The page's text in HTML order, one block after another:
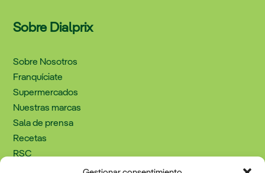
Sobre Dialprix
Sobre Nosotros
Franquíciate
Supermercados
Nuestras marcas
Sala de prensa
Recetas
RSC
Trabaja con nosotros